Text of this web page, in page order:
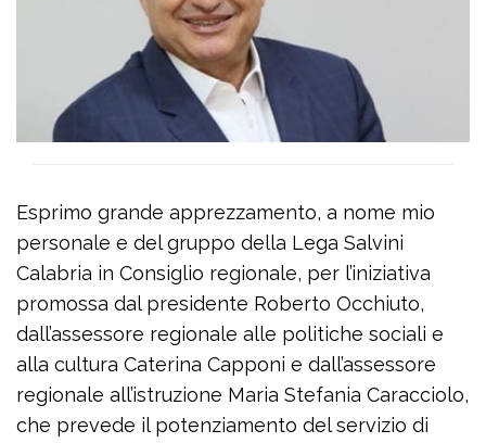
Esprimo grande apprezzamento, a nome mio
personale e del gruppo della Lega Salvini
Calabria in Consiglio regionale, per l’iniziativa
promossa dal presidente Roberto Occhiuto,
dall’assessore regionale alle politiche sociali e
alla cultura Caterina Capponi e dall’assessore
regionale all’istruzione Maria Stefania Caracciolo,
che prevede il potenziamento del servizio di